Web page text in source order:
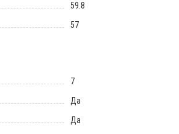
59.8
57
7
Да
Да